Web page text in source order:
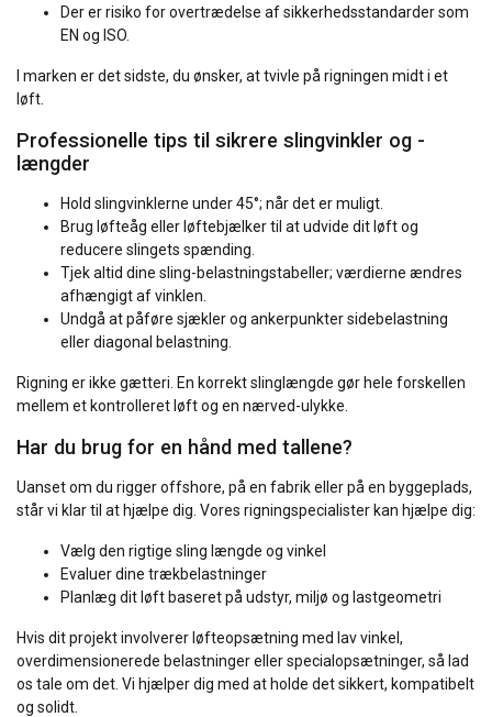
Der er risiko for overtrædelse af sikkerhedsstandarder som
EN og ISO.
I marken er det sidste, du ønsker, at tvivle på rigningen midt i et
løft.
Professionelle tips til sikrere slingvinkler og -
længder
Hold slingvinklerne under 45°; når det er muligt.
Brug løfteåg eller løftebjælker til at udvide dit løft og
reducere slingets spænding.
Tjek altid dine sling-belastningstabeller; værdierne ændres
afhængigt af vinklen.
Undgå at påføre sjækler og ankerpunkter sidebelastning
eller diagonal belastning.
Rigning er ikke gætteri. En korrekt slinglængde gør hele forskellen
mellem et kontrolleret løft og en nærved-ulykke.
Har du brug for en hånd med tallene?
Uanset om du rigger offshore, på en fabrik eller på en byggeplads,
står vi klar til at hjælpe dig. Vores rigningspecialister kan hjælpe dig:
Vælg den rigtige sling længde og vinkel
Evaluer dine trækbelastninger
Planlæg dit løft baseret på udstyr, miljø og lastgeometri
Hvis dit projekt involverer løfteopsætning med lav vinkel,
overdimensionerede belastninger eller specialopsætninger, så lad
os tale om det. Vi hjælper dig med at holde det sikkert, kompatibelt
og solidt.